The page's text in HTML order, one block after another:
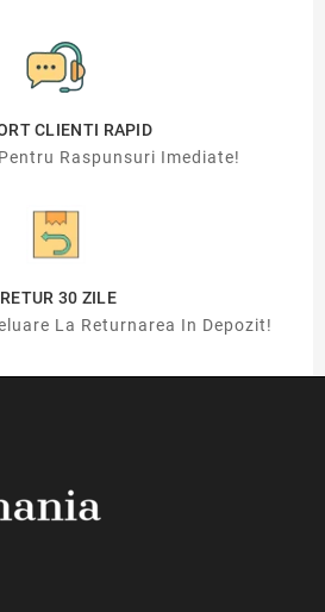
CLIENTI RAPID
Raspunsuri Imediate!
RETUR 30 ZILE
La Returnarea In Depozit!